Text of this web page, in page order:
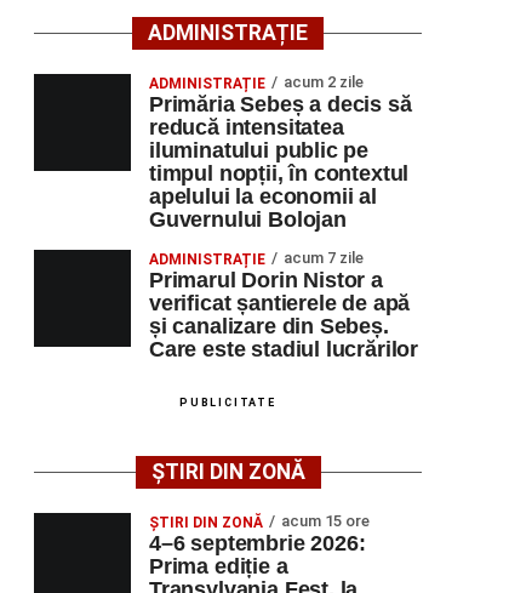
ADMINISTRAȚIE
ADMINISTRAȚIE acum 2 zile
Primăria Sebeș a decis să
reducă intensitatea
iluminatului public pe
timpul nopții, în contextul
apelului la economii al
Guvernului Bolojan
ADMINISTRAȚIE acum 7 zile
Primarul Dorin Nistor a
verificat șantierele de apă
și canalizare din Sebeș.
Care este stadiul lucrărilor
PUBLICITATE
ȘTIRI DIN ZONĂ
ȘTIRI DIN ZONĂ acum 15 ore
4–6 septembrie 2026:
Prima ediție a